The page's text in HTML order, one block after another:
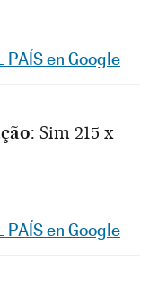
Sociales
PAÍS en Google
: Sim 215 x
Sociales
PAÍS en Google